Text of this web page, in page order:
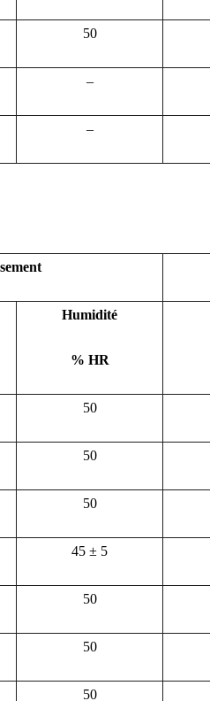
50
–
–
Humidité
% HR
50
50
50
45 ± 5
50
50
50